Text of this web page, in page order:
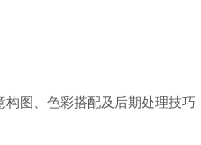
图、色彩搭配及后期处理技巧